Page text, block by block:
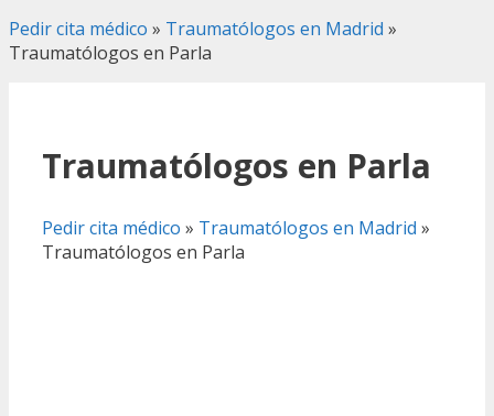
Pedir cita médico » Traumatólogos en Madrid »
Traumatólogos en Parla
Traumatólogos en Parla
Pedir cita médico » Traumatólogos en Madrid »
Traumatólogos en Parla